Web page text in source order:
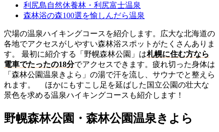
利尻島自然休養林・利尻富士温泉
森林浴の森100選を愉しんだら温泉
穴場の温泉ハイキングコースを紹介します。広大な北海道の
各地でアクセスがしやすい森林浴スポットがたくさんありま
す。 最初に紹介する「野幌森林公園」は札幌に住む方なら
電車でたったの18分でアクセスできます。疲れ切った身体は
「森林公園温泉きよら」の湯で汗を流し、サウナでと整えら
れます。 ほかにもすこし足を延ばした国立公園の壮大な
景色を求める温泉ハイキングコースも紹介します！
野幌森林公園・森林公園温泉きよら